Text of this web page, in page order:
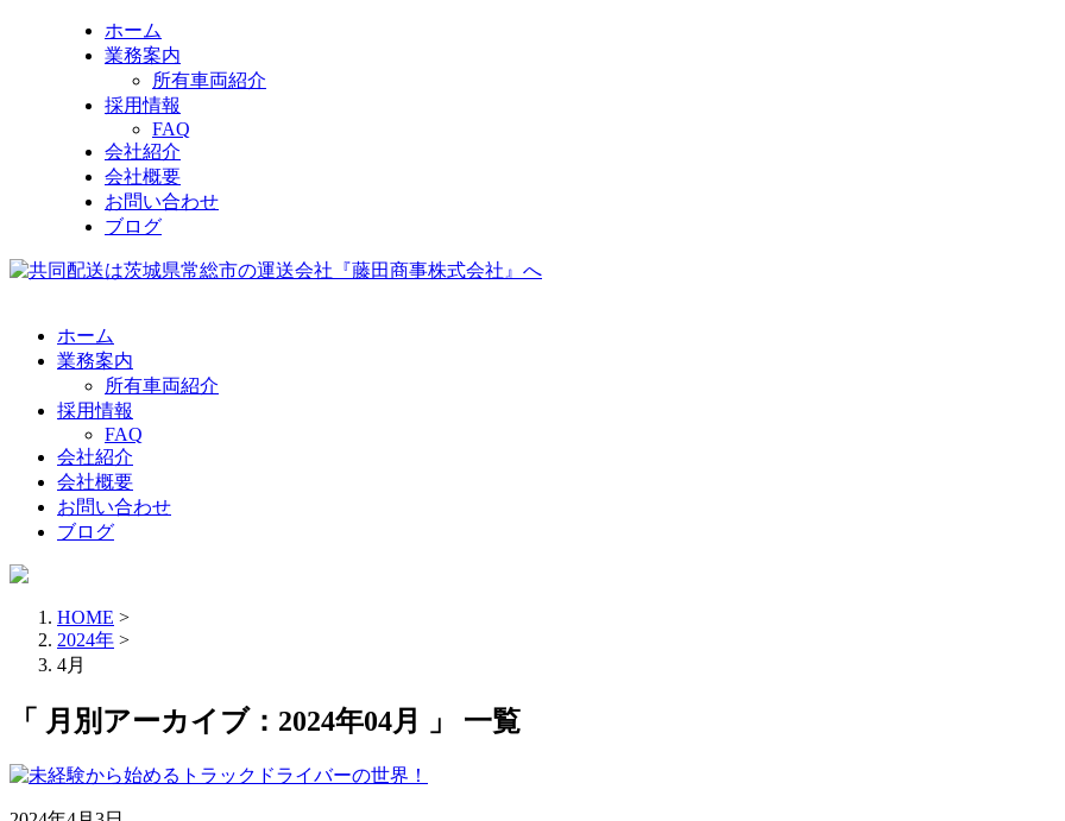
ホーム
業務案内
所有車両紹介
採用情報
FAQ
会社紹介
会社概要
お問い合わせ
ブログ
ホーム
業務案内
所有車両紹介
採用情報
FAQ
会社紹介
会社概要
お問い合わせ
ブログ
HOME >
2024年 >
4月
「 月別アーカイブ：2024年04月 」 一覧